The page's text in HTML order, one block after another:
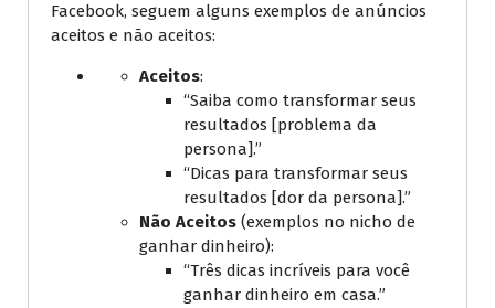
Facebook, seguem alguns exemplos de anúncios
aceitos e não aceitos:
Aceitos:
“Saiba como transformar seus
resultados [problema da
persona].”
“Dicas para transformar seus
resultados [dor da persona].”
Não Aceitos (exemplos no nicho de
ganhar dinheiro):
“Três dicas incríveis para você
ganhar dinheiro em casa.”